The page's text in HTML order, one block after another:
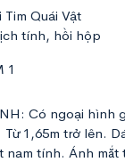
Tim Quái Vật
tính, hồi hộp
1
Có ngoại hình
Từ 1,65m trở lên.
nam tính. Ánh mắt